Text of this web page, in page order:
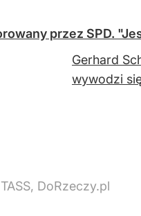
przez SPD.
Gerhard
wywodzi
TASS, DoRzeczy.pl